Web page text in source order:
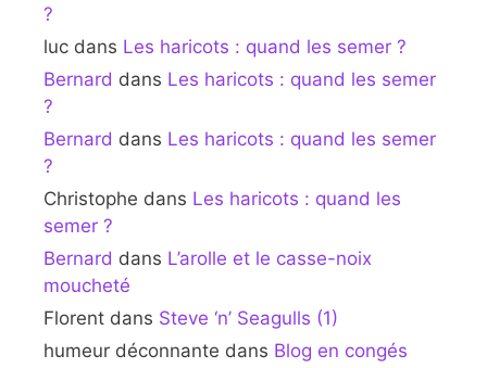
?
luc dans Les haricots : quand les semer ?
Bernard dans Les haricots : quand les semer
?
Bernard dans Les haricots : quand les semer
?
Christophe dans Les haricots : quand les
semer ?
Bernard dans L’arolle et le casse-noix
moucheté
Florent dans Steve ‘n’ Seagulls (1)
humeur déconnante dans Blog en congés